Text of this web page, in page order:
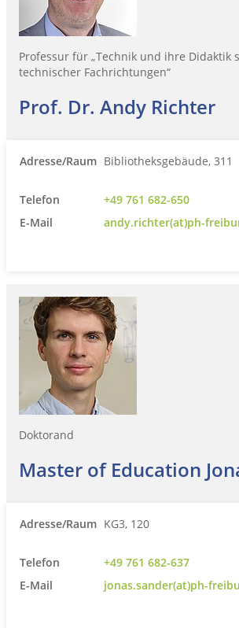
Professur für „Technik und ihre Didaktik
technischer Fachrichtungen“
Prof. Dr. Andy Richter
Adresse/Raum Bibliotheksgebäude, 311
Telefon
+49 761 682-650
E-Mail
andy.richter(at)ph-
Doktorand
Master of Education
Adresse/Raum KG3, 120
Telefon
+49 761 682-637
E-Mail
jonas.sander(at)ph-